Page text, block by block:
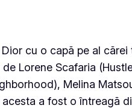
cu o capă pe al
Lorene Scafaria
Melina
a fost o întreagă